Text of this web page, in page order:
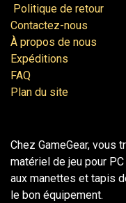
Politique de retour
Contactez-nous
À propos de nous
Expéditions
FAQ
Plan du site
Chez GameGear,
matériel de jeu pour
aux manettes et tapis
le bon équipement.